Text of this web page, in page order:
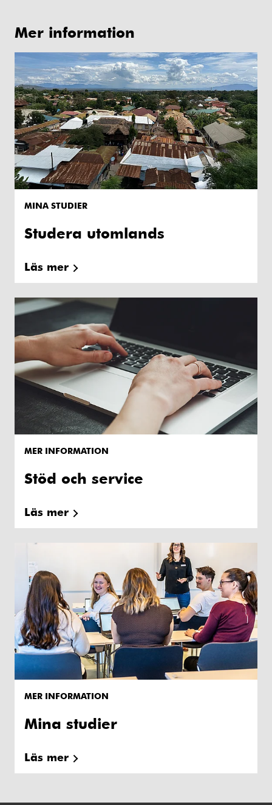
Mer information
MINA STUDIER
Studera utomlands
Läs mer
MER INFORMATION
Stöd och service
Läs mer
MER INFORMATION
Mina studier
Läs mer